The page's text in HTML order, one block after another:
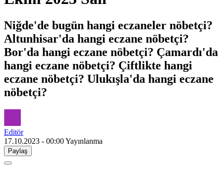
Niğde'de bugün hangi eczaneler nöbetçi?
Altunhisar'da hangi eczane nöbetçi?
Bor'da hangi eczane nöbetçi? Çamardı'da
hangi eczane nöbetçi? Çiftlikte hangi
eczane nöbetçi? Ulukışla'da hangi eczane
nöbetçi?
Editör
17.10.2023 - 00:00Yayınlanma
Paylaş